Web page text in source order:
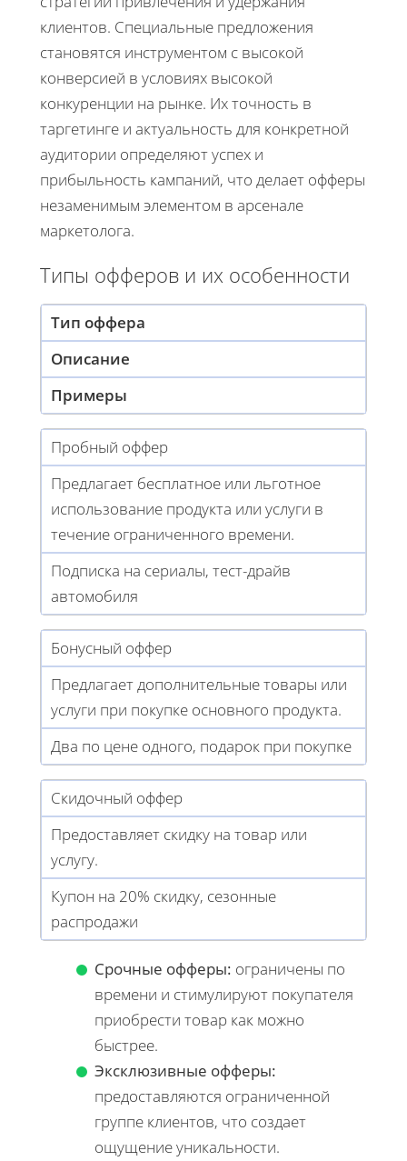
клиентов. Специальные предложения
становятся инструментом с высокой
конверсией в условиях высокой
конкуренции на рынке. Их точность в
таргетинге и актуальность для конкретной
аудитории определяют успех и
прибыльность кампаний, что делает офферы
незаменимым элементом в арсенале
маркетолога.
Типы офферов и их особенности
Тип оффера
Описание
Примеры
Пробный оффер
Предлагает бесплатное или льготное
использование продукта или услуги в
течение ограниченного времени.
Подписка на сериалы, тест-драйв
автомобиля
Бонусный оффер
Предлагает дополнительные товары или
услуги при покупке основного продукта.
Два по цене одного, подарок при покупке
Скидочный оффер
Предоставляет скидку на товар или
услугу.
Купон на 20% скидку, сезонные
распродажи
Срочные офферы: ограничены по
времени и стимулируют покупателя
приобрести товар как можно
быстрее.
Эксклюзивные офферы:
предоставляются ограниченной
группе клиентов, что создает
ощущение уникальности.